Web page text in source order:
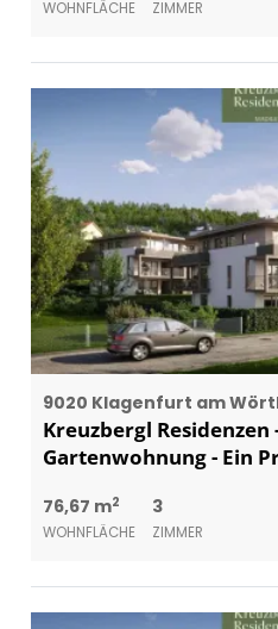
WOHNFLÄCHE ZIMMER
9020 Klagenfurt am
Kreuzbergl Residenzen
Gartenwohnung - Ein
76,67 m2
WOHNFLÄCHE
3
ZIMMER